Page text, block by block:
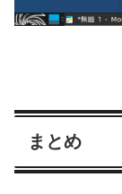
まとめ